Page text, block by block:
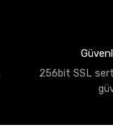
256bit SSL